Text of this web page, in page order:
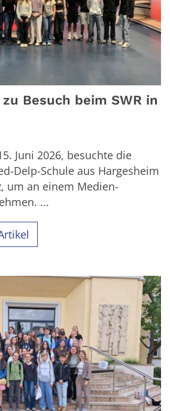
Besuch beim SWR in
Juni 2026, besuchte die
Delp-Schule aus Hargesheim
um an einem Medien-
...